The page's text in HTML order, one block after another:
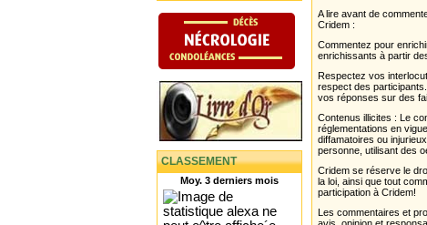
CLASSEMENT
Moy. 3 derniers mois
A lire avant de
Cridem :
Commentez pour
enrichissants à partir
Respectez vos
respect des
vos réponses sur des
Contenus illicites : Le
réglementations en
diffamatoires ou
personne, utilisant des
Cridem se réserve le
la loi, ainsi que tout
participation à Cridem!
Les commentaires et